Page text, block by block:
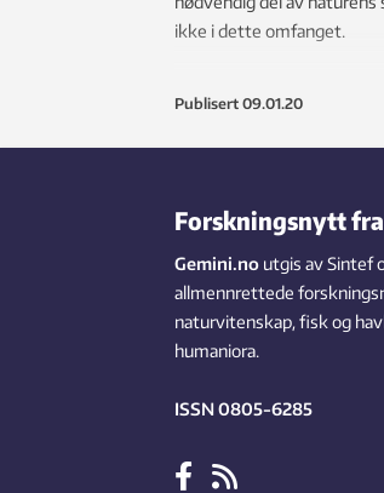
ikke i dette omfanget.
Publisert 09.01.20
Forskningsnytt fra
Gemini.no utgis av Sintef
allmennrettede
naturvitenskap, fisk og
humaniora.
ISSN 0805-6285